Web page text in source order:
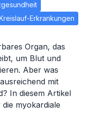
Erkrankungen
Organ, das
um Blut und
Aber was
mit
In diesem Artikel
myokardiale